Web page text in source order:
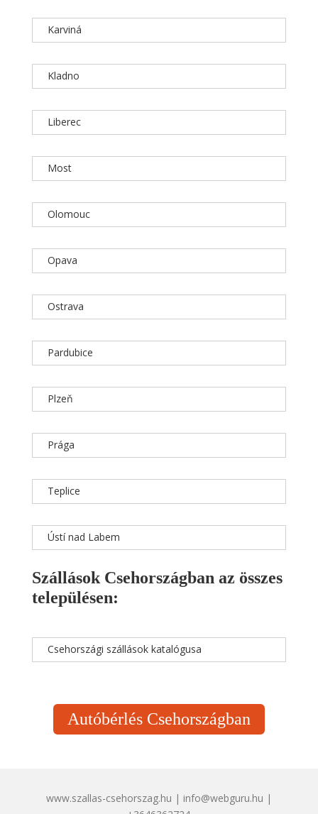
Karviná
Kladno
Liberec
Most
Olomouc
Opava
Ostrava
Pardubice
Plzeň
Prága
Teplice
Ústí nad Labem
Szállások Csehországban az összes
településen:
Csehországi szállások katalógusa
Autóbérlés Csehországban
www.szallas-csehorszag.hu | info@webguru.hu |